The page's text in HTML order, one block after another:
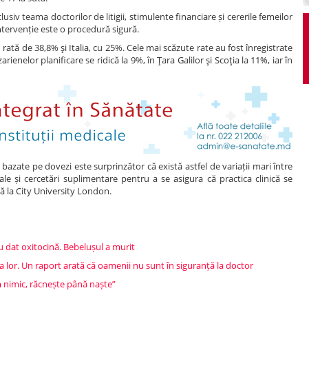
teama doctorilor de litigii, stimulente financiare și cererile femeilor
este o procedură sigură.
de 38,8% şi Italia, cu 25%. Cele mai scăzute rate au fost înregistrate
planificare se ridică la 9%, în Ţara Galilor şi Scoţia la 11%, iar în
pe dovezi este surprinzător că există astfel de variații mari între
și cercetări suplimentare pentru a se asigura că practica clinică se
la City University London.
dat oxitocină. Bebelușul a murit
lor. Un raport arată că oamenii nu sunt în siguranță la doctor
răcnește până naște”